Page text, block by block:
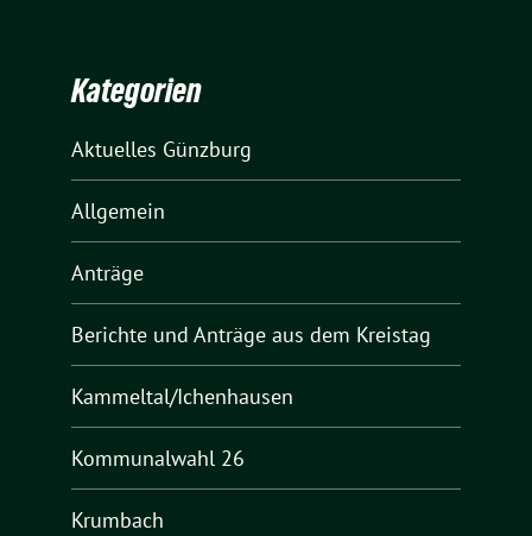
Kategorien
Aktuelles Günzburg
Allgemein
Anträge
Berichte und Anträge aus dem Kreistag
Kammeltal/Ichenhausen
Kommunalwahl 26
Krumbach